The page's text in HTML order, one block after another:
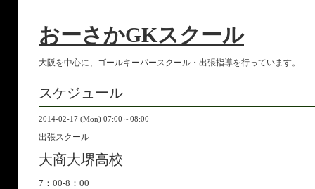
おーさかGKスクール
大阪を中心に、ゴールキーパースクール・出張指導を行っています。
スケジュール
2014-02-17 (Mon) 07:00～08:00
出張スクール
大商大堺高校
7：00-8：00